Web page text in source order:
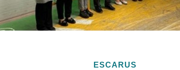
ESCARUS